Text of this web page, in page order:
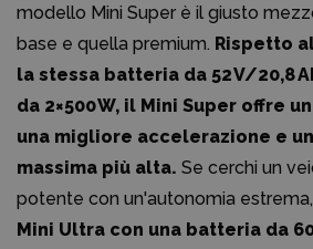
modello Mini Super è il giusto
base e quella premium. Rispetto
la stessa batteria da 52 V/20,8
da 2×500 W, il Mini Super offre
una migliore accelerazione e
massima più alta. Se cerchi un
potente con un'autonomia
Mini Ultra con una batteria da